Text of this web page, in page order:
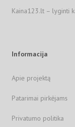
Kaina123.lt – lyginti
Informacija
Apie projektą
Patarimai pirkėjams
Privatumo politika